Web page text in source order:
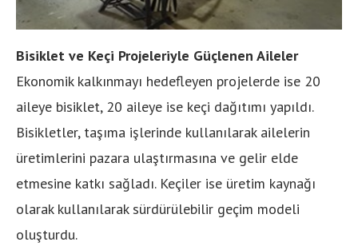
Bisiklet ve Keçi Projeleriyle Güçlenen Aileler
Ekonomik kalkınmayı hedefleyen projelerde ise 20
aileye bisiklet, 20 aileye ise keçi dağıtımı yapıldı.
Bisikletler, taşıma işlerinde kullanılarak ailelerin
üretimlerini pazara ulaştırmasına ve gelir elde
etmesine katkı sağladı. Keçiler ise üretim kaynağı
olarak kullanılarak sürdürülebilir geçim modeli
oluşturdu.